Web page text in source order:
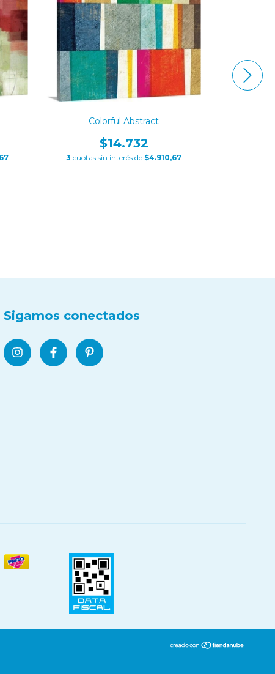
Colorful Abstract
$14.732
3 cuotas sin interés de $4.910,67
Sigamos conectados